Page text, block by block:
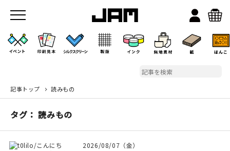
JAMのこと
お店/ワークスペース
記事トップ 読みもの
タグ： 読みもの
2026/08/07（金）